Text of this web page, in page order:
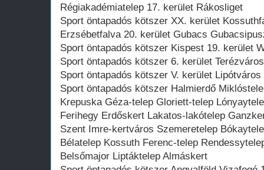
Régiakadémiatelep 17. kerület Rákosliget
Sport öntapadós kötszer XX. kerület
Erzsébetfalva 20. kerület Gubacs
Sport öntapadós kötszer Kispest 19. kerület
Sport öntapadós kötszer 6. kerület
Sport öntapadós kötszer V. kerület
Sport öntapadós kötszer Halmierdő
Krepuska Géza-telep Gloriett-telep
Ferihegy Erdőskert Lakatos-lakótelep
Szent Imre-kertváros Szemeretelep
Bélatelep Kossuth Ferenc-telep
Belsőmajor Liptáktelep Almáskert